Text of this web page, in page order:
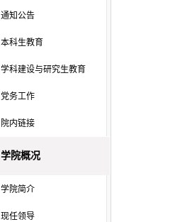
通知公告
本科生教育
学科建设与研究生教育
党务工作
院内链接
学院概况
学院简介
现任领导